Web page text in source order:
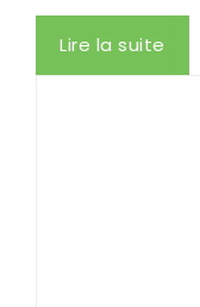
Lire la suite